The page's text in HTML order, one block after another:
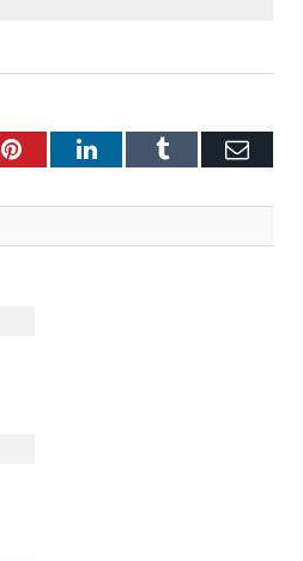
PinterestLinkedInTumblr